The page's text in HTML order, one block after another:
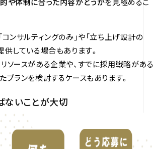
コンサルティングのみ」や「立ち上げ設計の
供している場合もあります。
ソースがある企業や、すでに採用戦略がある
プランを検討するケースもあります。
ないことが大切